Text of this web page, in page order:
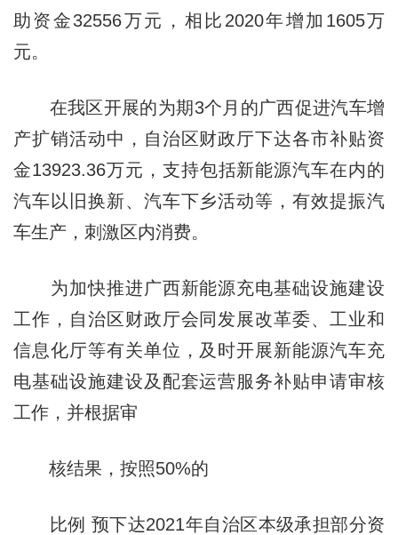
助资金32556万元，相比2020年增加1605万
元。
在我区开展的为期3个月的广西促进汽车增
产扩销活动中，自治区财政厅下达各市补贴资
金13923.36万元，支持包括新能源汽车在内的
汽车以旧换新、汽车下乡活动等，有效提振汽
车生产，刺激区内消费。
为加快推进广西新能源充电基础设施建设
工作，自治区财政厅会同发展改革委、工业和
信息化厅等有关单位，及时开展新能源汽车充
电基础设施建设及配套运营服务补贴申请审核
工作，并根据审
核结果，按照50%的
比例 预下达2021年自治区本级承担部分资